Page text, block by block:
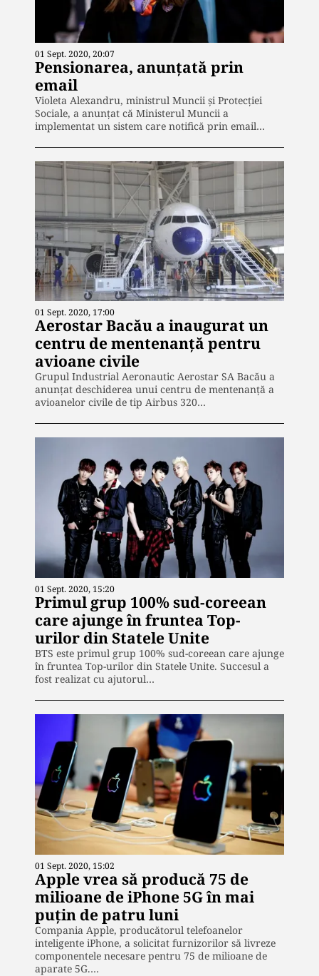
01 Sept. 2020, 20:07
Pensionarea, anunțată prin
email
Violeta Alexandru, ministrul Muncii şi Protecţiei
Sociale, a anunțat că Ministerul Muncii a
implementat un sistem care notifică prin email…
01 Sept. 2020, 17:00
Aerostar Bacău a inaugurat un
centru de mentenanţă pentru
avioane civile
Grupul Industrial Aeronautic Aerostar SA Bacău a
anunțat deschiderea unui centru de mentenanţă a
avioanelor civile de tip Airbus 320…
01 Sept. 2020, 15:20
Primul grup 100% sud-coreean
care ajunge în fruntea Top-
urilor din Statele Unite
BTS este primul grup 100% sud-coreean care ajunge
în fruntea Top-urilor din Statele Unite. Succesul a
fost realizat cu ajutorul…
01 Sept. 2020, 15:02
Apple vrea să producă 75 de
milioane de iPhone 5G în mai
puțin de patru luni
Compania Apple, producătorul telefoanelor
inteligente iPhone, a solicitat furnizorilor să livreze
componentele necesare pentru 75 de milioane de
aparate 5G.…